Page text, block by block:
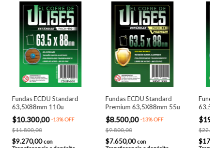
Fundas ECDU Standard
63,5X88mm 110u
$10.300,00-13%OFF
$11.800,00
$9.270,00con
Fundas ECDU Standard
Premium 63,5X88mm 55u
$8.500,00-13%OFF
$9.800,00
$7.650,00con